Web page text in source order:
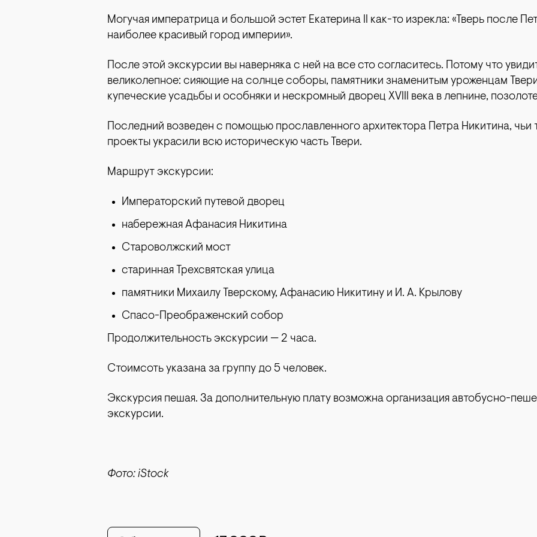
Могучая императрица и большой эстет Екатерина II как-то изрекла: «Тверь после
наиболее красивый город империи».
После этой экскурсии вы наверняка с ней на все сто согласитесь. Потому что
великолепное: сияющие на солнце соборы, памятники знаменитым уроженцам
купеческие усадьбы и особняки и нескромный дворец XVIII века в лепнине,
Последний возведен с помощью прославленного архитектора Петра Никитина, чьи
проекты украсили всю историческую часть Твери.
Маршрут экскурсии:
Императорский путевой дворец
набережная Афанасия Никитина
Староволжский мост
старинная Трехсвятская улица
памятники Михаилу Тверскому, Афанасию Никитину и И. А. Крылову
Спасо-Преображенский собор
Продолжительность экскурсии — 2 часа.
Стоимсоть указана за группу до 5 человек.
Экскурсия пешая. За дополнительную плату возможна организация автобусно-
экскурсии.
Фото: iStock